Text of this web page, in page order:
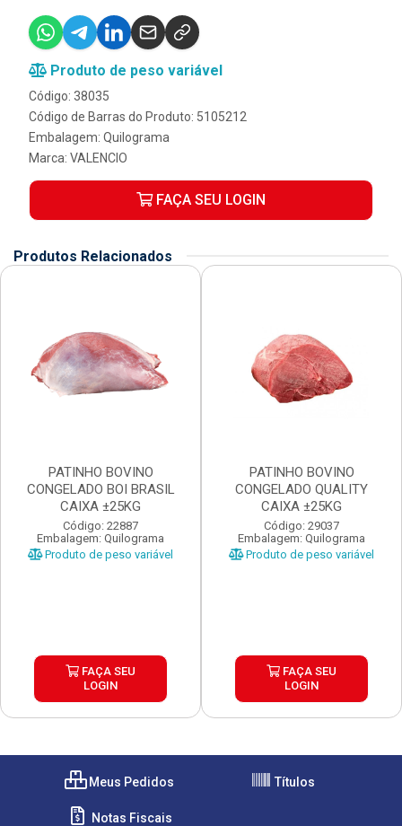
Produto de peso variável
Código: 38035
Código de Barras do Produto: 5105212
Embalagem: Quilograma
Marca: VALENCIO
FAÇA SEU LOGIN
Produtos Relacionados
PATINHO BOVINO
CONGELADO BOI BRASIL
CAIXA ±25KG
Código: 22887
Embalagem: Quilograma
Produto de peso variável
FAÇA SEU
LOGIN
PATINHO BOVINO
CONGELADO QUALITY
CAIXA ±25KG
Código: 29037
Embalagem: Quilograma
Produto de peso variável
FAÇA SEU
LOGIN
Meus Pedidos Títulos
Notas Fiscais